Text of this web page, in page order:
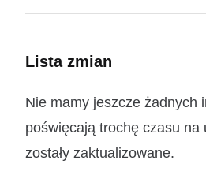
Lista zmian
Nie mamy jeszcze żadnych
poświęcają trochę czasu
zostały zaktualizowane.